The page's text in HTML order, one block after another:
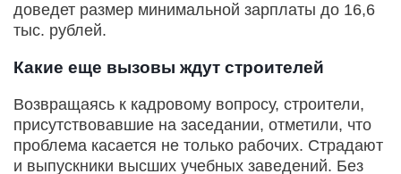
доведет размер минимальной зарплаты до 16,6
тыс. рублей.
Какие еще вызовы ждут строителей
Возвращаясь к кадровому вопросу, строители,
присутствовавшие на заседании, отметили, что
проблема касается не только рабочих. Страдают
и выпускники высших учебных заведений. Без